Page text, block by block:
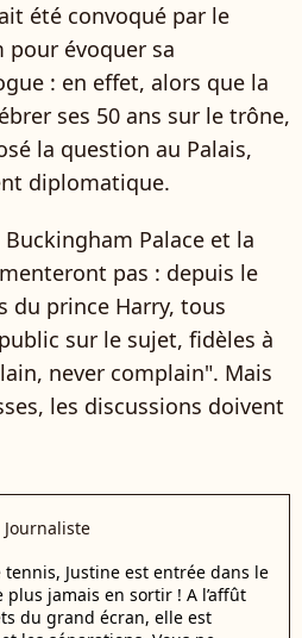
été convoqué par le
pour évoquer sa
: en effet, alors que la
ses 50 ans sur le trône,
la question au Palais,
diplomatique.
Palace et la
pas : depuis le
du prince Harry, tous
sur le sujet, fidèles à
never complain". Mais
les discussions doivent
Journaliste
Justine est entrée dans le
jamais en sortir ! A l’affût
du grand écran, elle est